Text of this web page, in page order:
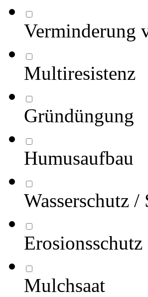
Verminderung
Multiresistenz
Gründüngung
Humusaufbau
Wasserschutz
Erosionsschutz
Mulchsaat